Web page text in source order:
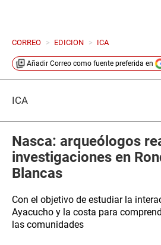
CORREO > EDICION > ICA
Añadir Correo como fuente preferida en
ICA
Nasca: arqueólogos
investigaciones en
Blancas
Con el objetivo de estudiar la
Ayacucho y la costa para
las comunidades